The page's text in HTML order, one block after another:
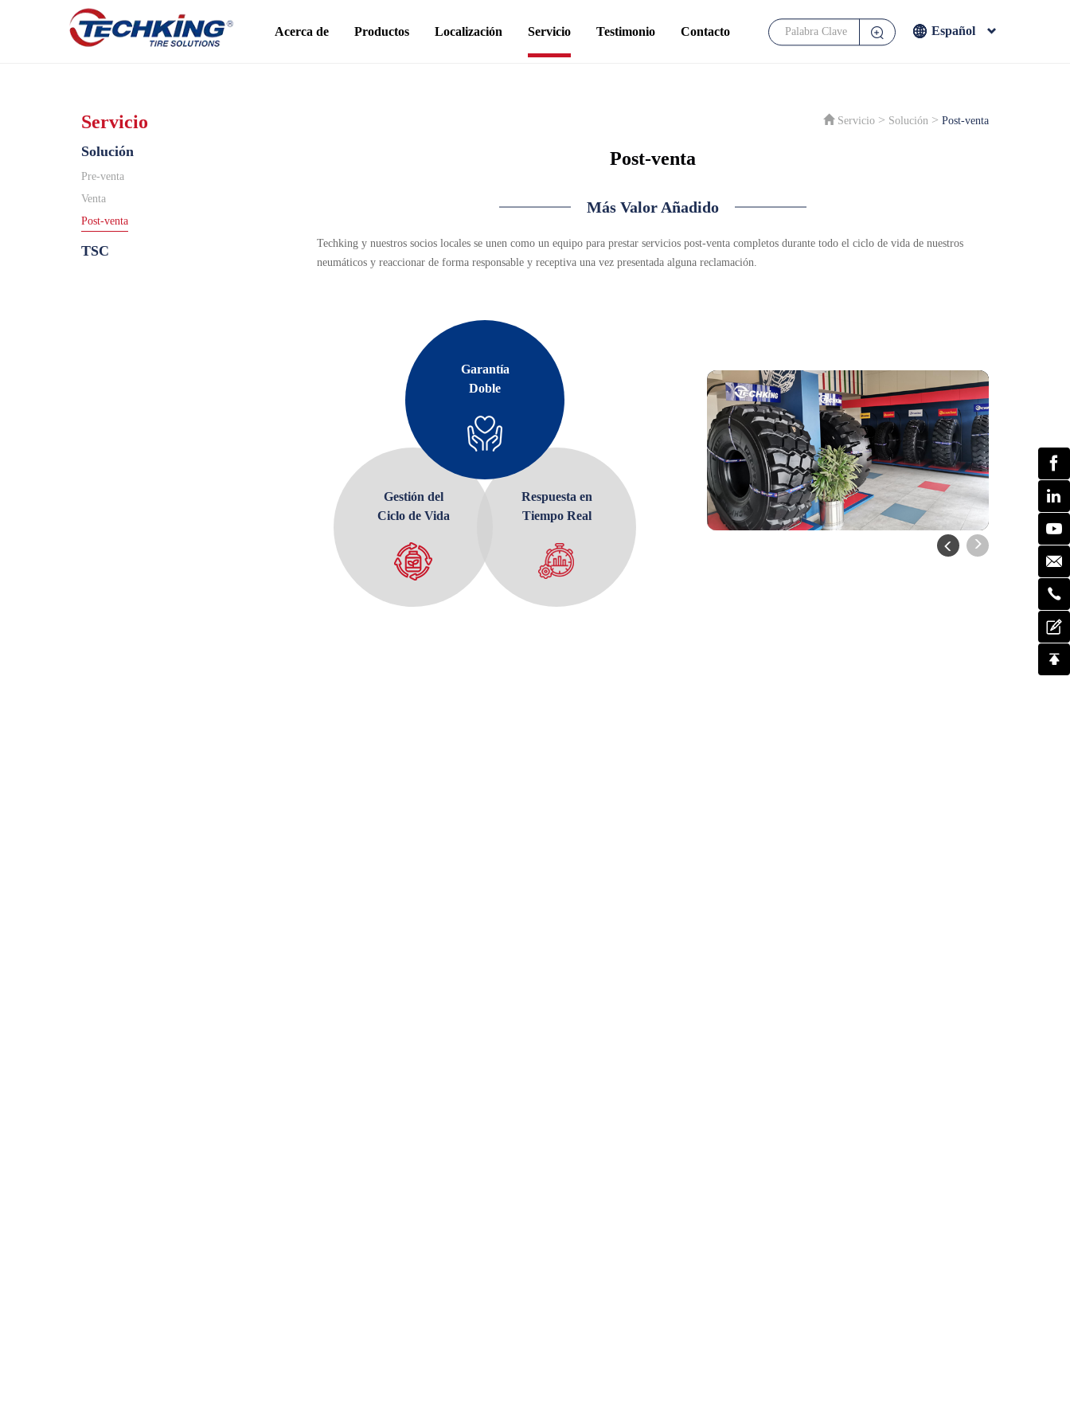
Acerca de Productos Localización Servicio Testimonio Contacto Español
Japanese
Servicio
Solución
Pre-venta
Venta
Post-venta
TSC
Servicio> Solución > Post-venta
Post-venta
Más Valor Añadido
Techking y nuestros socios locales se unen como un equipo para prestar servicios post-venta completos durante todo el ciclo de vida de nuestros
neumáticos y reaccionar de forma responsable y receptiva una vez presentada alguna reclamación.
Gestión del
Ciclo de Vida
Respuesta en
Tiempo Real
Doble